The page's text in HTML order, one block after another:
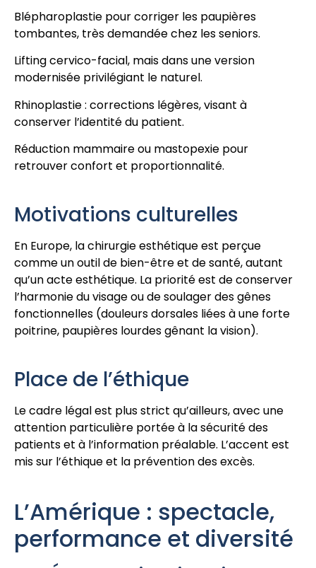
Blépharoplastie pour corriger les paupières
tombantes, très demandée chez les seniors.
Lifting cervico-facial, mais dans une version
modernisée privilégiant le naturel.
Rhinoplastie : corrections légères, visant à
conserver l’identité du patient.
Réduction mammaire ou mastopexie pour
retrouver confort et proportionnalité.
Motivations culturelles
En Europe, la chirurgie esthétique est perçue
comme un outil de bien-être et de santé, autant
qu’un acte esthétique. La priorité est de conserver
l’harmonie du visage ou de soulager des gênes
fonctionnelles (douleurs dorsales liées à une forte
poitrine, paupières lourdes gênant la vision).
Place de l’éthique
Le cadre légal est plus strict qu’ailleurs, avec une
attention particulière portée à la sécurité des
patients et à l’information préalable. L’accent est
mis sur l’éthique et la prévention des excès.
L’Amérique : spectacle,
performance et diversité